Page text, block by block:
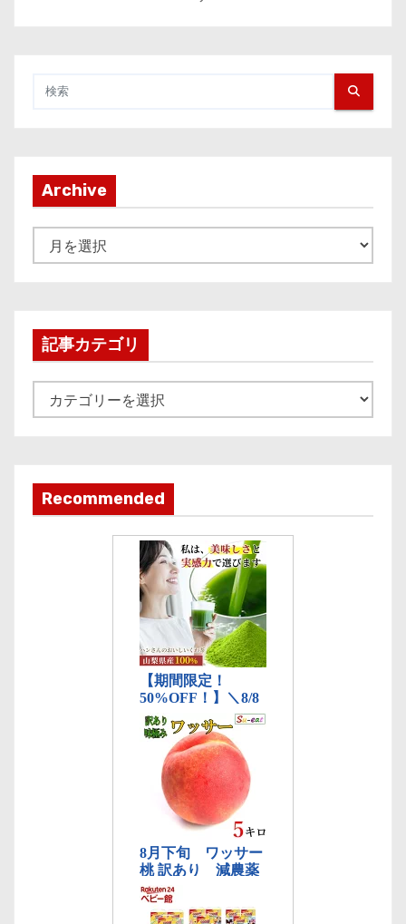
Archive
r
v
記事カテゴリ
事
ゴ
リ
Recommended